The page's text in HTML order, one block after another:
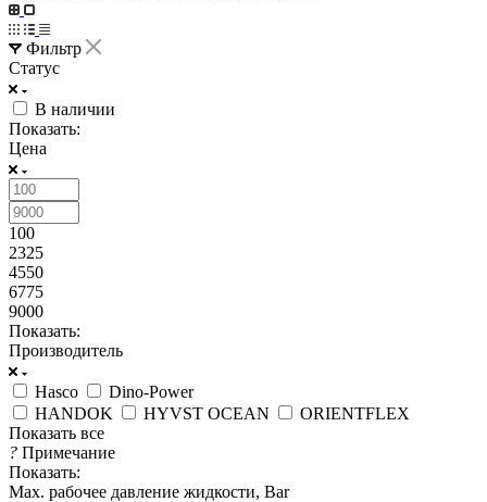
Фильтр
Статус
В наличии
Показать:
Цена
100
2325
4550
6775
9000
Показать:
Производитель
Hasco
Dino-Power
HANDOK
HYVST OCEAN
ORIENTFLEX
Показать все
? Примечание
Показать:
Max. рабочее давление жидкости, Bar